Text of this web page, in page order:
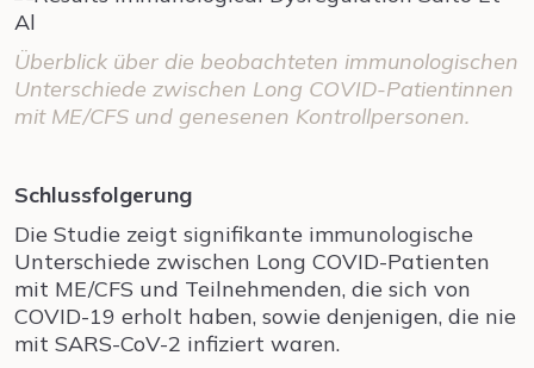
Überblick über die beobachteten immunologischen
Unterschiede zwischen Long COVID-Patientinnen
mit ME/CFS und genesenen Kontrollpersonen.
Schlussfolgerung
Die Studie zeigt signifikante immunologische
Unterschiede zwischen Long COVID-Patienten
mit ME/CFS und Teilnehmenden, die sich von
COVID-19 erholt haben, sowie denjenigen, die nie
mit SARS-CoV-2 infiziert waren.